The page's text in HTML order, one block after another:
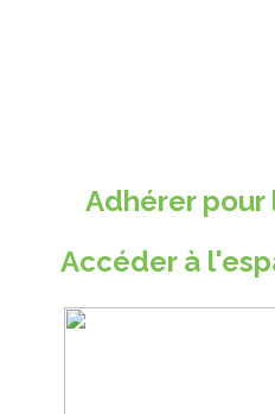
Adhérer pour
Accéder à